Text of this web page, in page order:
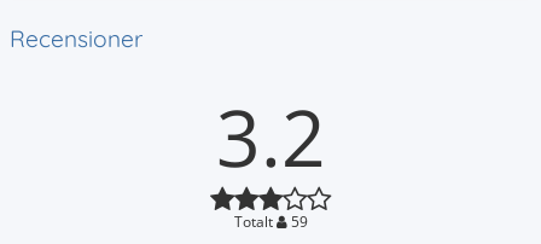
Recensioner
3.2
Totalt 59